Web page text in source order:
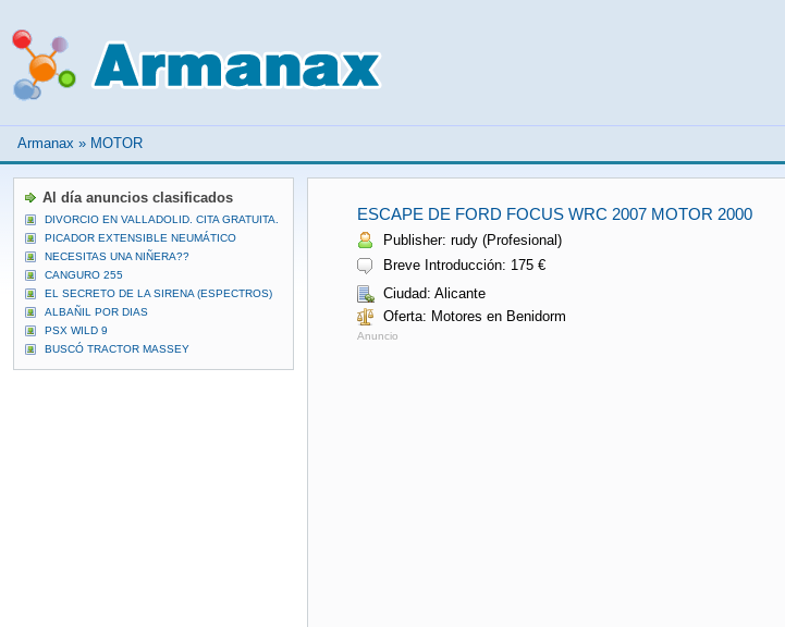
Armanax » MOTOR
ESCAPE DE FORD FOCUS WRC 2007 MOTOR 2000
Publisher: rudy (Profesional)
Breve Introducción: 175 €
Ciudad: Alicante
Oferta: Motores en Benidorm
Anuncio
Al día anuncios clasificados
DIVORCIO EN VALLADOLID. CITA GRATUITA.
PICADOR EXTENSIBLE NEUMÁTICO
NECESITAS UNA NIÑERA??
CANGURO 255
EL SECRETO DE LA SIRENA (ESPECTROS)
ALBAÑIL POR DIAS
PSX WILD 9
BUSCÓ TRACTOR MASSEY